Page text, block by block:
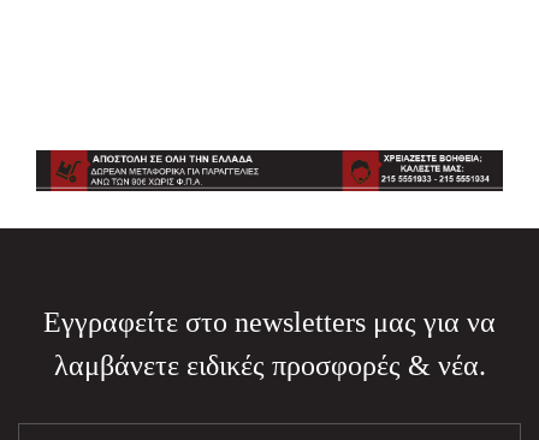
Εγγραφείτε στο newsletters μας για να
λαμβάνετε ειδικές προσφορές & νέα.